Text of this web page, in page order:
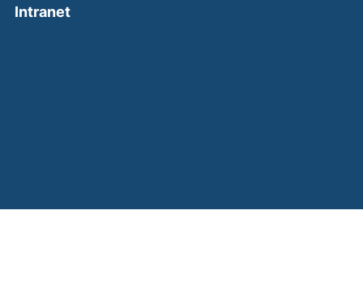
Intranet(external link, opens in a new window)